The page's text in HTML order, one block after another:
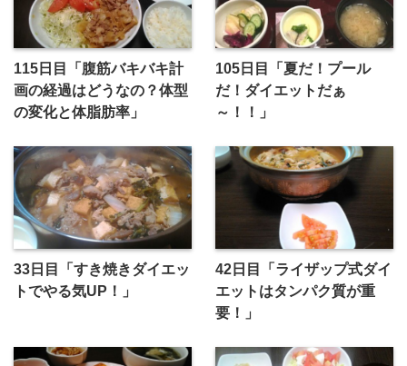
115日目「腹筋バキバキ計
画の経過はどうなの？体型
の変化と体脂肪率」
105日目「夏だ！プール
だ！ダイエットだぁ
～！！」
33日目「すき焼きダイエッ
トでやる気UP！」
42日目「ライザップ式ダイ
エットはタンパク質が重
要！」